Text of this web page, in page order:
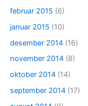
februar 2015 (6)
januar 2015 (10)
desember 2014 (16)
november 2014 (8)
oktober 2014 (14)
september 2014 (17)